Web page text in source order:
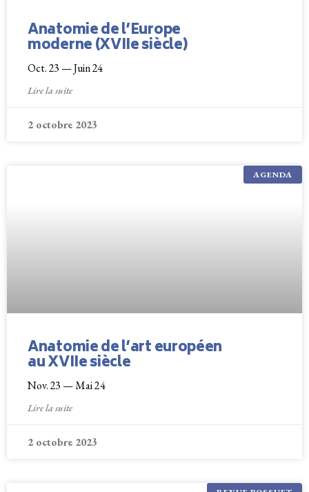
Anatomie de l’Europe
moderne (XVIIe siècle)
Oct. 23 — Juin 24
Lire la suite
2 octobre 2023
AGENDA
Anatomie de l’art européen
au XVIIe siècle
Nov. 23 — Mai 24
Lire la suite
2 octobre 2023